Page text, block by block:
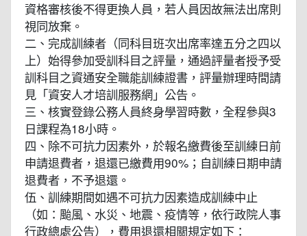
資格審核後不得更換人員，若人員因故無法出席則
視同放棄。
二、完成訓練者（同科目班次出席率達五分之四以
上）始得參加受訓科目之評量，通過評量者授予受
訓科目之資通安全職能訓練證書，評量辦理時間請
見「資安人才培訓服務網」公告。
三、核實登錄公務人員終身學習時數，全程參與3
日課程為18小時。
四、除不可抗力因素外，於報名繳費後至訓練日前
申請退費者，退還已繳費用90%；自訓練日期申請
退費者，不予退還。
伍、訓練期間如遇不可抗力因素造成訓練中止
（如：颱風、水災、地震、疫情等，依行政院人事
行政總處公告），費用退還相關規定如下：